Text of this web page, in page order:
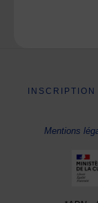
Mentions